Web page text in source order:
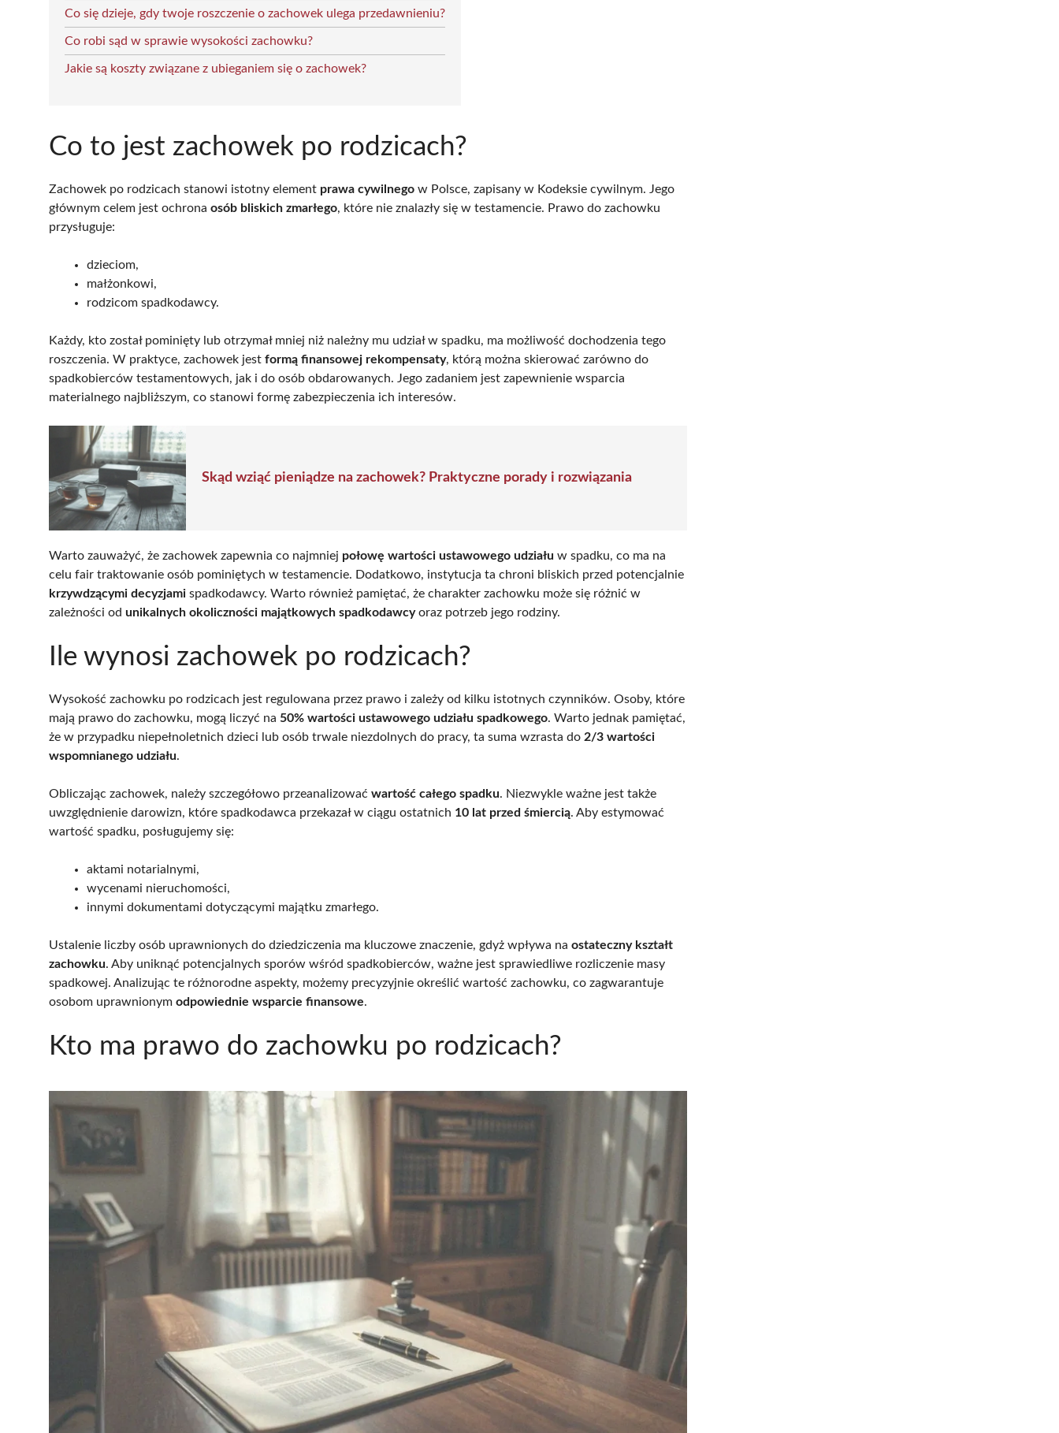
Co się dzieje, gdy twoje roszczenie o zachowek ulega przedawnieniu?
Co robi sąd w sprawie wysokości zachowku?
Jakie są koszty związane z ubieganiem się o zachowek?
Co to jest zachowek po rodzicach?
Zachowek po rodzicach stanowi istotny element prawa cywilnego w Polsce, zapisany w Kodeksie cywilnym. Jego
głównym celem jest ochrona osób bliskich zmarłego, które nie znalazły się w testamencie. Prawo do zachowku
przysługuje:
dzieciom,
małżonkowi,
rodzicom spadkodawcy.
Każdy, kto został pominięty lub otrzymał mniej niż należny mu udział w spadku, ma możliwość dochodzenia tego
roszczenia. W praktyce, zachowek jest formą finansowej rekompensaty, którą można skierować zarówno do
spadkobierców testamentowych, jak i do osób obdarowanych. Jego zadaniem jest zapewnienie wsparcia
materialnego najbliższym, co stanowi formę zabezpieczenia ich interesów.
Skąd wziąć pieniądze na zachowek? Praktyczne porady i rozwiązania
Warto zauważyć, że zachowek zapewnia co najmniej połowę wartości ustawowego udziału w spadku, co ma na
celu fair traktowanie osób pominiętych w testamencie. Dodatkowo, instytucja ta chroni bliskich przed potencjalnie
krzywdzącymi decyzjami spadkodawcy. Warto również pamiętać, że charakter zachowku może się różnić w
zależności od unikalnych okoliczności majątkowych spadkodawcyoraz potrzeb jego rodziny.
Ile wynosi zachowek po rodzicach?
Wysokość zachowku po rodzicach jest regulowana przez prawo i zależy od kilku istotnych czynników. Osoby, które
mają prawo do zachowku, mogą liczyć na 50% wartości ustawowego udziału spadkowego. Warto jednak pamiętać,
że w przypadku niepełnoletnich dzieci lub osób trwale niezdolnych do pracy, ta suma wzrasta do 2/3 wartości
wspomnianego udziału.
Obliczając zachowek, należy szczegółowo przeanalizować wartość całego spadku. Niezwykle ważne jest także
uwzględnienie darowizn, które spadkodawca przekazał w ciągu ostatnich 10 lat przed śmiercią. Aby estymować
wartość spadku, posługujemy się:
aktami notarialnymi,
wycenami nieruchomości,
innymi dokumentami dotyczącymi majątku zmarłego.
Ustalenie liczby osób uprawnionych do dziedziczenia ma kluczowe znaczenie, gdyż wpływa na ostateczny kształt
zachowku. Aby uniknąć potencjalnych sporów wśród spadkobierców, ważne jest sprawiedliwe rozliczenie masy
spadkowej. Analizując te różnorodne aspekty, możemy precyzyjnie określić wartość zachowku, co zagwarantuje
osobom uprawnionym odpowiednie wsparcie finansowe.
Kto ma prawo do zachowku po rodzicach?